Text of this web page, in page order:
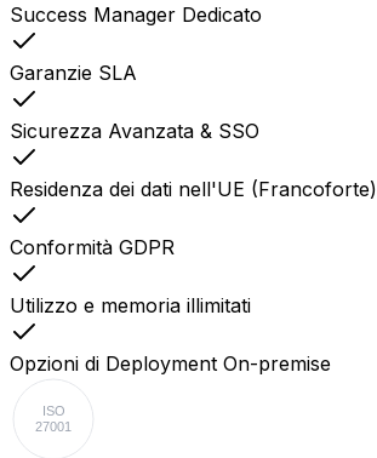
Success Manager Dedicato
Garanzie SLA
Sicurezza Avanzata & SSO
Residenza dei dati nell'UE (Francoforte)
Conformità GDPR
Utilizzo e memoria illimitati
Opzioni di Deployment On-premise
ISO
27001